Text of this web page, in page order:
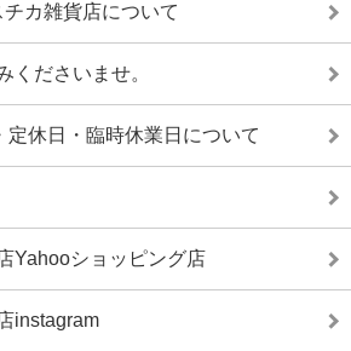
カ雑貨店について
くださいませ。
休日・臨時休業日について
Yahooショッピング店
instagram